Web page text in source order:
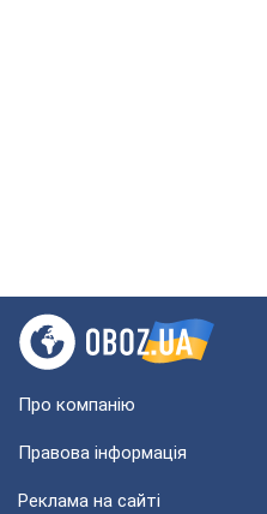
Про компанію
Правова інформація
Реклама на сайті